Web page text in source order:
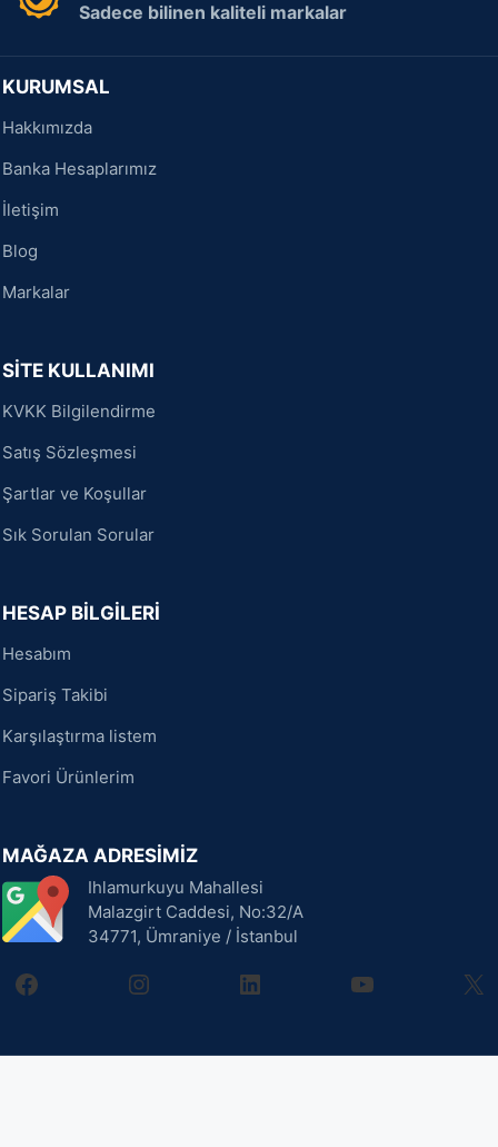
Sadece bilinen kaliteli markalar
KURUMSAL
Hakkımızda
Banka Hesaplarımız
İletişim
Blog
Markalar
SİTE KULLANIMI
KVKK Bilgilendirme
Satış Sözleşmesi
Şartlar ve Koşullar
Sık Sorulan Sorular
HESAP BİLGİLERİ
Hesabım
Sipariş Takibi
Karşılaştırma listem
Favori Ürünlerim
MAĞAZA ADRESİMİZ
Ihlamurkuyu Mahallesi
Malazgirt Caddesi, No:32/A
34771, Ümraniye / İstanbul
facebookinstagramlinkedin youtube X